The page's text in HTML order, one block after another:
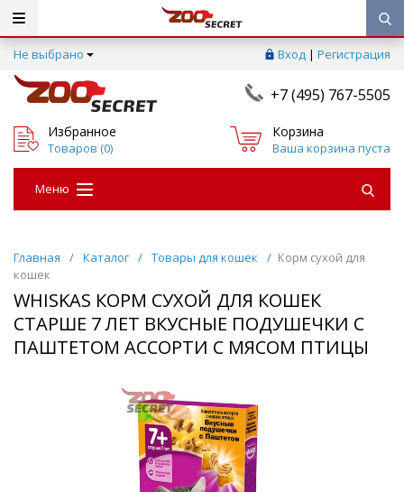
Не выбрано Вход | Регистрация
+7 (495) 767-5505
Избранное
Товаров (0)
Корзина
Ваша корзина пуста
Меню
Главная / Каталог / Товары для кошек / Корм сухой для
кошек
WHISKAS КОРМ СУХОЙ ДЛЯ КОШЕК
СТАРШЕ 7 ЛЕТ ВКУСНЫЕ ПОДУШЕЧКИ С
ПАШТЕТОМ АССОРТИ С МЯСОМ ПТИЦЫ